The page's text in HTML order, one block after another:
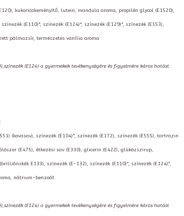
kukoricakeményítő, lutein, mandula aroma, propilén glycol (E1520),
(E110)*, színezék (E124)*, színezék (E129)*, színezék (E153),
pálmazsír, természetes vanília aroma
(E124) a gyermekek tevékenységére és figyelmére káros hatást
(kovasav), színezék (E104)*, színezék (E172), színezék (E555), tartrazin
(E475), étkezési sav (E330), glicerin (E422), glükózszirup,
E133), színezék (E-132), színezék (E110)*, színezék (E124)*,
nátrium-benzoát
(E124) a gyermekek tevékenységére és figyelmére káros hatást